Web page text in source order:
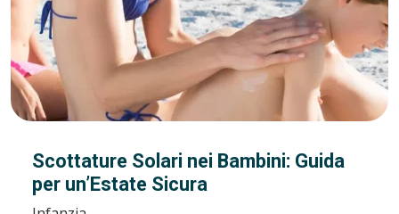
Scottature Solari nei Bambini: Guida
per un’Estate Sicura